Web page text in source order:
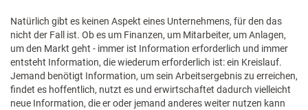
Natürlich gibt es keinen Aspekt eines Unternehmens, für den das
nicht der Fall ist. Ob es um Finanzen, um Mitarbeiter, um Anlagen,
um den Markt geht - immer ist Information erforderlich und immer
entsteht Information, die wiederum erforderlich ist: ein Kreislauf.
Jemand benötigt Information, um sein Arbeitsergebnis zu erreichen,
findet es hoffentlich, nutzt es und erwirtschaftet dadurch vielleicht
neue Information, die er oder jemand anderes weiter nutzen kann